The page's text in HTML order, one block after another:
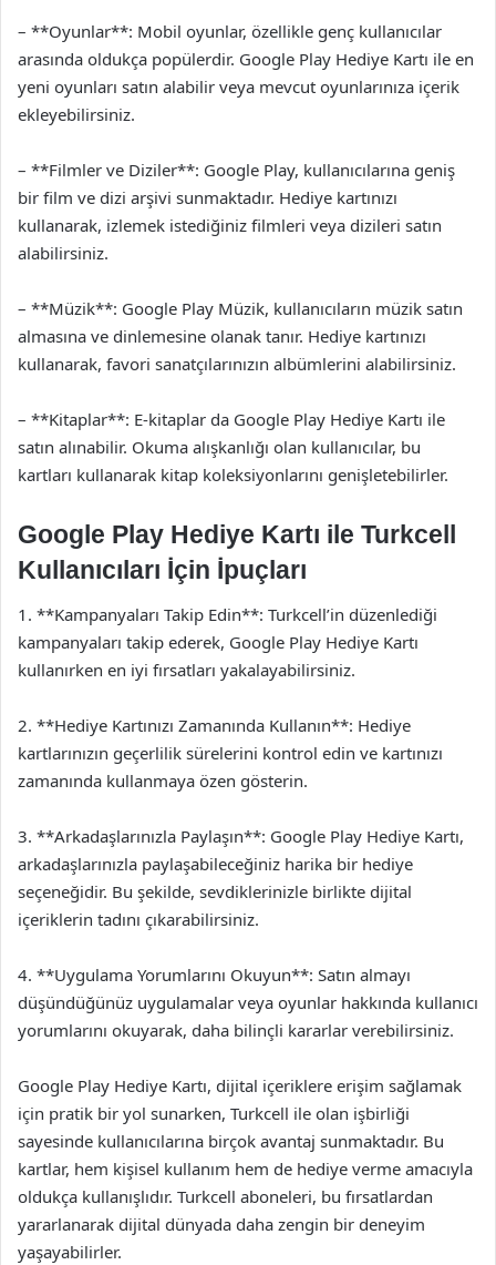
– **Oyunlar**: Mobil oyunlar, özellikle genç kullanıcılar
arasında oldukça popülerdir. Google Play Hediye Kartı ile en
yeni oyunları satın alabilir veya mevcut oyunlarınıza içerik
ekleyebilirsiniz.
– **Filmler ve Diziler**: Google Play, kullanıcılarına geniş
bir film ve dizi arşivi sunmaktadır. Hediye kartınızı
kullanarak, izlemek istediğiniz filmleri veya dizileri satın
alabilirsiniz.
– **Müzik**: Google Play Müzik, kullanıcıların müzik satın
almasına ve dinlemesine olanak tanır. Hediye kartınızı
kullanarak, favori sanatçılarınızın albümlerini alabilirsiniz.
– **Kitaplar**: E-kitaplar da Google Play Hediye Kartı ile
satın alınabilir. Okuma alışkanlığı olan kullanıcılar, bu
kartları kullanarak kitap koleksiyonlarını genişletebilirler.
Google Play Hediye Kartı ile Turkcell
Kullanıcıları İçin İpuçları
1. **Kampanyaları Takip Edin**: Turkcell’in düzenlediği
kampanyaları takip ederek, Google Play Hediye Kartı
kullanırken en iyi fırsatları yakalayabilirsiniz.
2. **Hediye Kartınızı Zamanında Kullanın**: Hediye
kartlarınızın geçerlilik sürelerini kontrol edin ve kartınızı
zamanında kullanmaya özen gösterin.
3. **Arkadaşlarınızla Paylaşın**: Google Play Hediye Kartı,
arkadaşlarınızla paylaşabileceğiniz harika bir hediye
seçeneğidir. Bu şekilde, sevdiklerinizle birlikte dijital
içeriklerin tadını çıkarabilirsiniz.
4. **Uygulama Yorumlarını Okuyun**: Satın almayı
düşündüğünüz uygulamalar veya oyunlar hakkında kullanıcı
yorumlarını okuyarak, daha bilinçli kararlar verebilirsiniz.
Google Play Hediye Kartı, dijital içeriklere erişim sağlamak
için pratik bir yol sunarken, Turkcell ile olan işbirliği
sayesinde kullanıcılarına birçok avantaj sunmaktadır. Bu
kartlar, hem kişisel kullanım hem de hediye verme amacıyla
oldukça kullanışlıdır. Turkcell aboneleri, bu fırsatlardan
yararlanarak dijital dünyada daha zengin bir deneyim
yaşayabilirler.